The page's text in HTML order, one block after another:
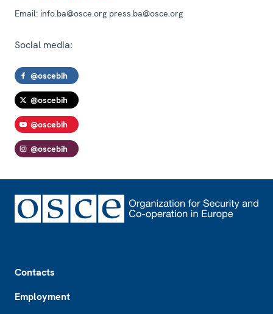
Email: info.ba@osce.org press.ba@osce.org
Social media:
@oscebih
@oscebih
@oscebih
@oscebih
Contacts
Employment